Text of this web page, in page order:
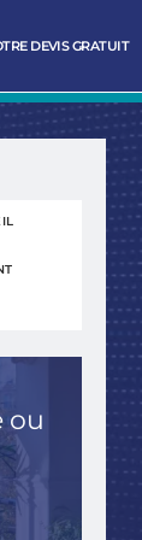
DEVIS GRATUIT
ou